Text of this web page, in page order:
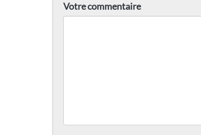
Votre commentaire